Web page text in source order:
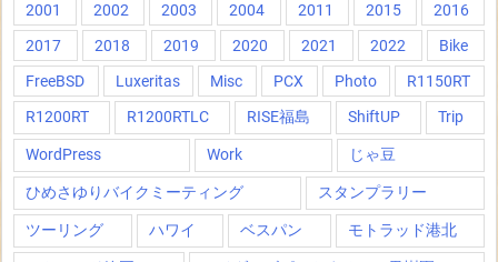
2001 2002 2003 2004 2011 2015
2016
2017
2018 2019 2020 2021 2022
Bike
FreeBSD
Luxeritas Misc PCX Photo
R1150RT
R1200RT
R1200RTLC RISE福島 ShiftUP Trip
WordPress Work じゃ豆
ひめさゆりバイクミーティング スタンプラリー
ツーリング ハワイ ベスパン モトラッド港北